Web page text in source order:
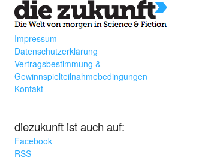
Impressum
Datenschutzerklärung
Vertragsbestimmung &
Gewinnspielteilnahmebedingungen
Kontakt
diezukunft ist auch auf:
Facebook
RSS